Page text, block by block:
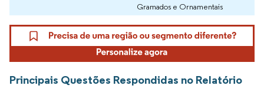
Gramados e Ornamentais
Principais Questões Respondidas no Relatório